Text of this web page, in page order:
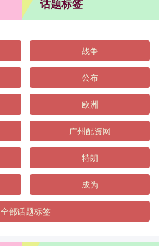
话题标签
战争
公布
欧洲
广州配资网
特朗
成为
全部话题标签